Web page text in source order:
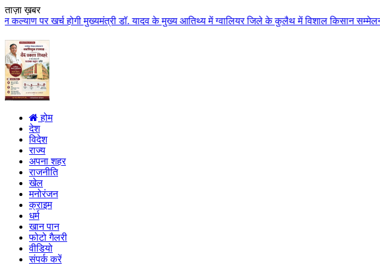
ताज़ा ख़बर
मुख्यमंत्री डॉ. यादव के मुख्य आतिथ्य में ग्वालियर जिले के कुलैथ में विशाल किसान सम्मेलन आयोजित
होम
देश
विदेश
राज्य
अपना शहर
राजनीति
खेल
मनोरंजन
क्राइम
धर्म
खान पान
फोटो गैलरी
वीडियो
संपर्क करें